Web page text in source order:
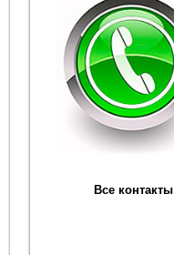
Все контакты